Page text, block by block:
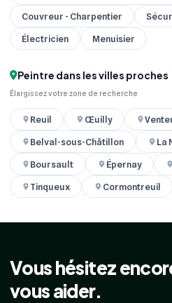
Couvreur - Charpentier
Électricien
Menuisier
Peintre dans les villes proches
Élargissez votre zone de recherche
Reuil Œuilly
Belval-sous-Châtillon
La
Boursault
Épernay
Tinqueux
Cormontreuil
Vous hésitez
vous aider.